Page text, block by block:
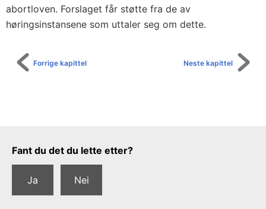
abortloven. Forslaget får støtte fra de av
høringsinstansene som uttaler seg om dette.
Neste kapittel
Forrige kapittel
Tilbakemeldingsskjema
Fant du det du lette etter?
Ja Nei